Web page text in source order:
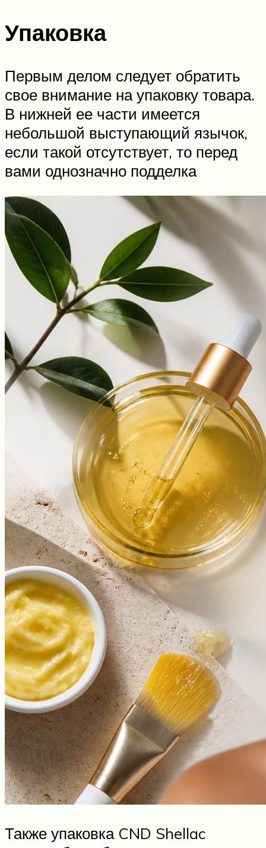
Упаковка
Первым делом следует обратить
свое внимание на упаковку товара.
В нижней ее части имеется
небольшой выступающий язычок,
если такой отсутствует, то перед
вами однозначно подделка
Также упаковка CND Shellac